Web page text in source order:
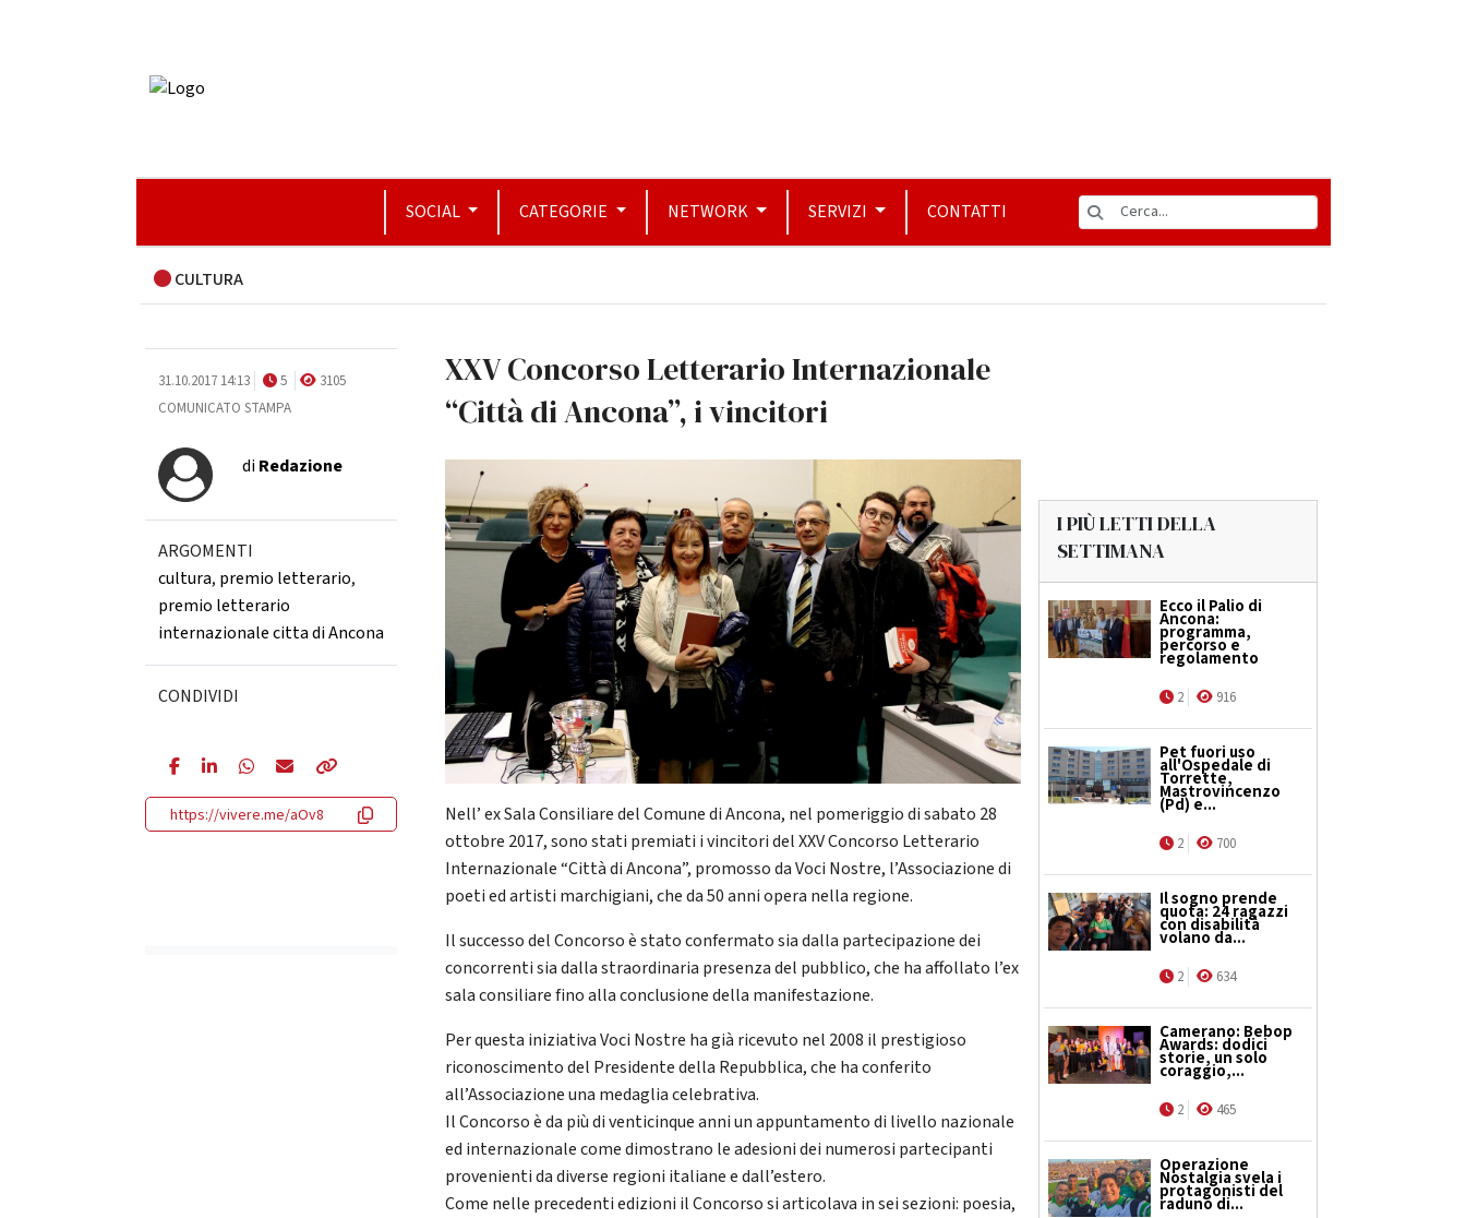
SOCIAL CATEGORIE NETWORK SERVIZI CONTATTI
CULTURA
31.10.2017 14:13 5
3105
COMUNICATO STAMPA
diRedazione
ARGOMENTI
cultura, premio letterario,
premio letterario
internazionale citta di Ancona
CONDIVIDI
https://vivere.me/aOv8
XXV Concorso Letterario Internazionale
“Città di Ancona”, i vincitori
Nell’ ex Sala Consiliare del Comune di Ancona, nel pomeriggio di sabato 28
ottobre 2017, sono stati premiati i vincitori del XXV Concorso Letterario
Internazionale “Città di Ancona”, promosso da Voci Nostre, l’Associazione di
poeti ed artisti marchigiani, che da 50 anni opera nella regione.
Il successo del Concorso è stato confermato sia dalla partecipazione dei
concorrenti sia dalla straordinaria presenza del pubblico, che ha affollato l’ex
sala consiliare fino alla conclusione della manifestazione.
Per questa iniziativa Voci Nostre ha già ricevuto nel 2008 il prestigioso
riconoscimento del Presidente della Repubblica, che ha conferito
all’Associazione una medaglia celebrativa.
Il Concorso è da più di venticinque anni un appuntamento di livello nazionale
ed internazionale come dimostrano le adesioni dei numerosi partecipanti
provenienti da diverse regioni italiane e dall’estero.
Come nelle precedenti edizioni il Concorso si articolava in sei sezioni: poesia,
I PIÙ LETTI DELLA
SETTIMANA
Ecco il Palio di
Ancona:
programma,
percorso e
regolamento
2 916
Pet fuori uso
all'Ospedale di
Torrette,
Mastrovincenzo
(Pd) e...
2 700
Il sogno prende
quota: 24 ragazzi
con disabilità
volano da...
2 634
Camerano: Bebop
Awards: dodici
storie, un solo
coraggio,...
2 465
Operazione
Nostalgia svela i
protagonisti del
raduno di...